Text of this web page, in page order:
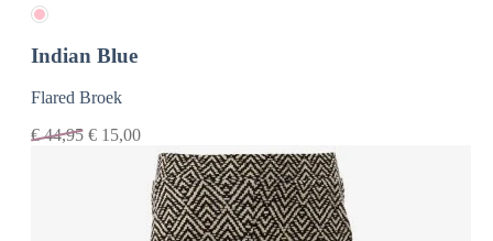
Indian Blue
Flared Broek
€44,95 € 15,00